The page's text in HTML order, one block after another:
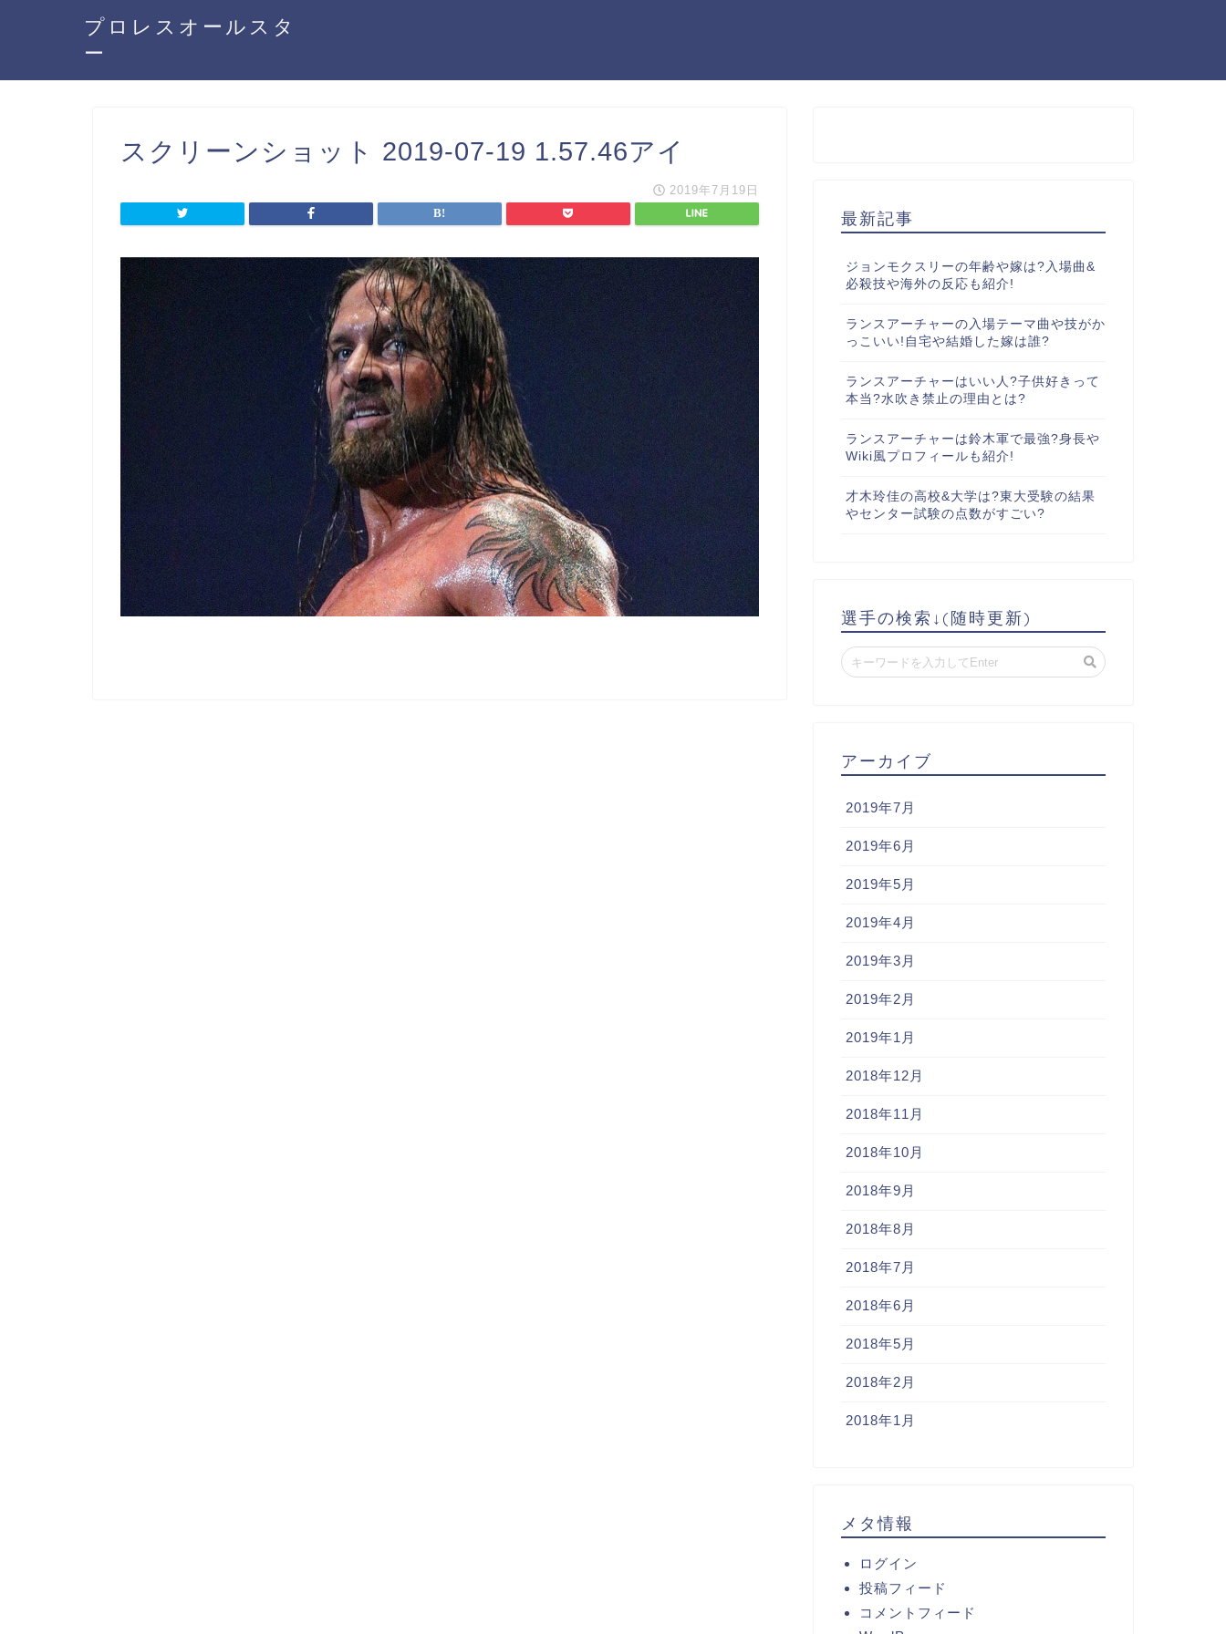
プロレスオールスタ
ー
スクリーンショット 2019-07-19 1.57.46アイ
2019年7月19日
最新記事
ジョンモクスリーの年齢や嫁は?入場曲&
必殺技や海外の反応も紹介!
ランスアーチャーの入場テーマ曲や技がか
っこいい!自宅や結婚した嫁は誰?
ランスアーチャーはいい人?子供好きって
本当?水吹き禁止の理由とは?
ランスアーチャーは鈴木軍で最強?身長や
Wiki風プロフィールも紹介!
才木玲佳の高校&大学は?東大受験の結果
やセンター試験の点数がすごい?
選手の検索↓(随時更新)
アーカイブ
2019年7月
2019年6月
2019年5月
2019年4月
2019年3月
2019年2月
2019年1月
2018年12月
2018年11月
2018年10月
2018年9月
2018年8月
2018年7月
2018年6月
2018年5月
2018年2月
2018年1月
メタ情報
ログイン
投稿フィード
コメントフィード